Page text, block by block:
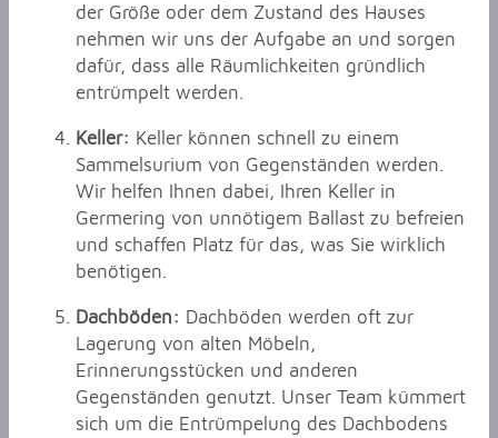
der Größe oder dem Zustand des Hauses
nehmen wir uns der Aufgabe an und sorgen
dafür, dass alle Räumlichkeiten gründlich
entrümpelt werden.
Keller: Keller können schnell zu einem
Sammelsurium von Gegenständen werden.
Wir helfen Ihnen dabei, Ihren Keller in
Germering von unnötigem Ballast zu befreien
und schaffen Platz für das, was Sie wirklich
benötigen.
Dachböden: Dachböden werden oft zur
Lagerung von alten Möbeln,
Erinnerungsstücken und anderen
Gegenständen genutzt. Unser Team kümmert
sich um die Entrümpelung des Dachbodens